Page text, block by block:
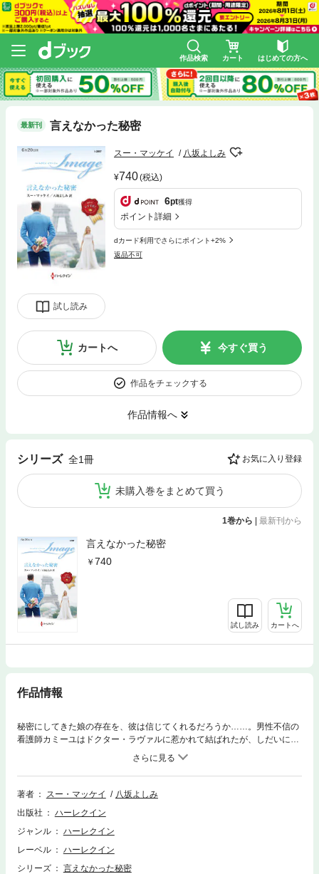
作品検索 カート はじめての方へ
最新刊 言えなかった秘密
試し読み
スー・マッケイ 八坂よしみ
740(税込)
6pt獲得
ポイント詳細
dカード利用でさらにポイント+2%
返品不可
カートへ 今すぐ買う
作品をチェックする
作品情報へ
シリーズ 全1冊 お気に入り登録
未購入巻をまとめて買う
1巻から | 最新刊から
言えなかった秘密
740
試し読み カートへ
作品情報
秘密にしてきた娘の存在を、彼は信じてくれるだろうか……。男性不信の
看護師カミーユはドクター・ラヴァルに惹かれて結ばれたが、しだいに彼
への想いが強まり、深入りしすぎる前に別れを選んだ。それなのに、期せ
ずして赤ちゃんを身ごもってしまった……！妊娠を伝えようとドクター・
ラヴァルを訪ねたとき、電話中の彼が「妊娠したという女性の嘘は、最近
ご無沙汰だ」と話すのを耳にし、彼が父親になる気も、家庭を持つ気もな
供を育てることにした。海外で娘を産み、ひさしぶりに帰国した彼女は、
空港でばったりドクター・ラヴァルと再会し、思わずうろたえた。彼はど
無心してくる父親や、独身と嘘をついていた元恋人のせいで男性不信に陥
ったヒロイン。かたや、女性から別れを回避するために妊娠したと嘘をつ
著者 スー・マッケイ
八坂よしみ
出版社
ハーレクイン
ジャンル
ハーレクイン
レーベル
ハーレクイン
シリーズ
言えなかった秘密